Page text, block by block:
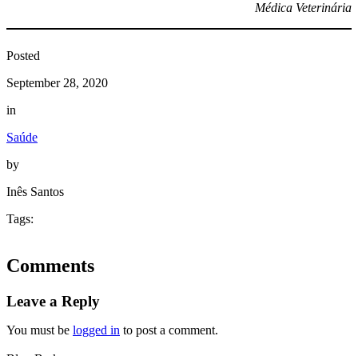
Médica Veterinária
Posted
September 28, 2020
in
Saúde
by
Inês Santos
Tags:
Comments
Leave a Reply
You must be logged in to post a comment.